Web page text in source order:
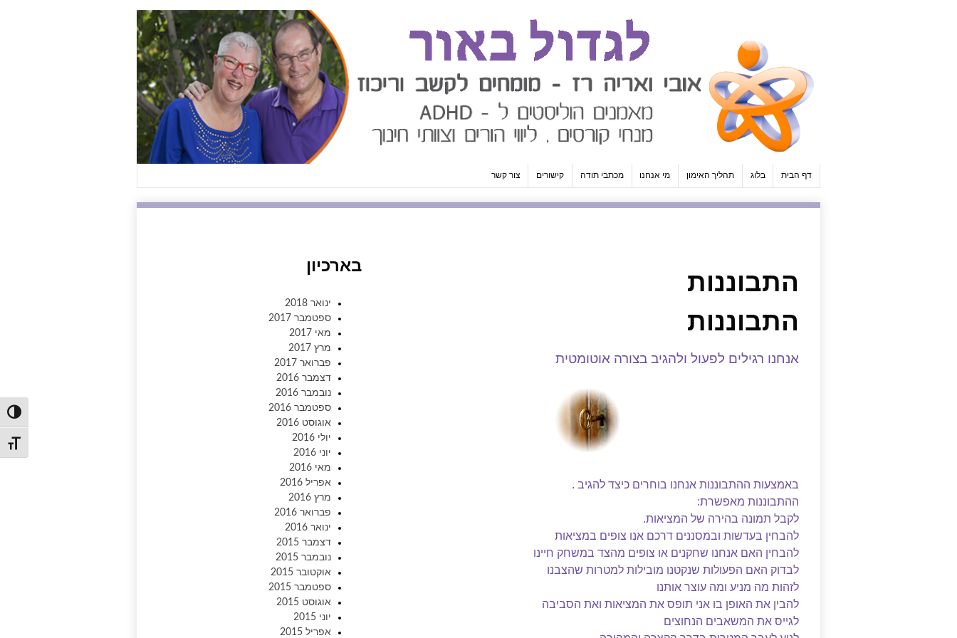
מתג
CONTENT
דף הבית בלוג תהליך האימון מי אנחנו מכתבי תודה קישורים צור קשר
התבוננות
התבוננות
אנחנו רגילים לפעול ולהגיב בצורה אוטומטית
באמצעות ההתבוננות אנחנו בוחרים כיצד להגיב .
ההתבוננות מאפשרת:
לקבל תמונה בהירה של המציאות.
להבחין בעדשות ובמסננים דרכם אנו צופים במציאות
להבחין האם אנחנו שחקנים או צופים מהצד במשחק חיינו
לבדוק האם הפעולות שנקטנו מובילות למטרות שהצבנו
לזהות מה מניע ומה עוצר אותנו
להבין את האופן בו אני תופס את המציאות ואת הסביבה
לגייס את המשאבים הנחוצים
בארכיון
ינואר 2018
ספטמבר 2017
מאי 2017
מרץ 2017
פברואר 2017
דצמבר 2016
נובמבר 2016
ספטמבר 2016
אוגוסט 2016
יולי 2016
יוני 2016
מאי 2016
אפריל 2016
מרץ 2016
פברואר 2016
ינואר 2016
דצמבר 2015
נובמבר 2015
אוקטובר 2015
ספטמבר 2015
אוגוסט 2015
יוני 2015
אפריל 2015